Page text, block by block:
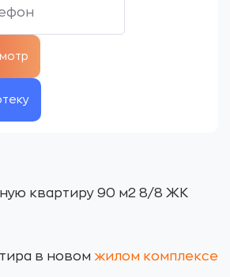
квартиру 90 м2 8/8 ЖК
в новом жилом комплексе